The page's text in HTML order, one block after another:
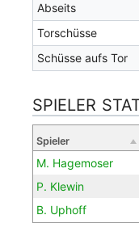
Abseits
Torschüsse
Schüsse aufs Tor
SPIELER
Spieler
M. Hagemoser
P. Klewin
B. Uphoff